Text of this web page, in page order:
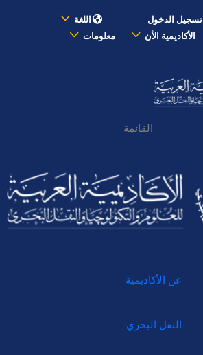
تسجيل الدخول
اللغة
الأكاديمية الأن معلومات
القائمة
عن الأكاديمية
النقل البحري